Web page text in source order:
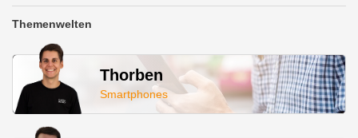
Themenwelten
Thorben
Smartphones